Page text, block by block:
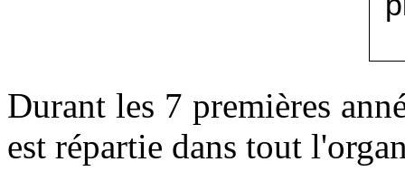
Durant les 7 premières
est répartie dans tout